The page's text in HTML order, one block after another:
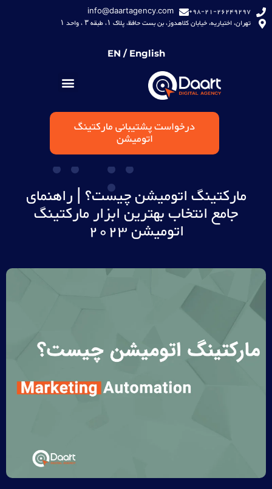
98-21-26249297+
info@daartagency.com
تهران، اختیاریه، خیابان کلاهدوز، بن بست حافظ، پلاک ۱، طبقه ۳ ، واحد ۱
EN / English
درخواست پشتیبانی مارکتینگ
اتومیشن
مارکتینگ اتومیشن چیست؟ | راهنمای
جامع انتخاب بهترین ابزار مارکتینگ
اتومیشن 2023